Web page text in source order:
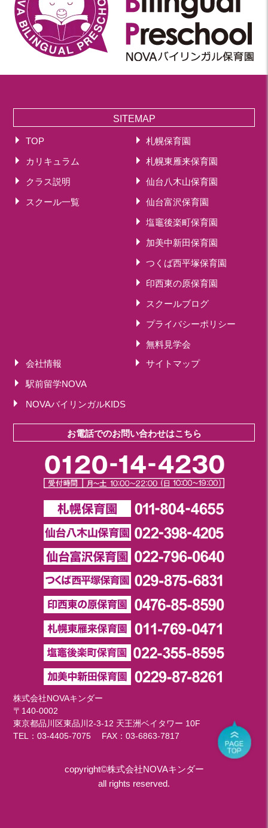
SITEMAP
TOP
カリキュラム
クラス説明
スクール一覧
札幌保育園
札幌東雁来保育園
仙台八木山保育園
仙台富沢保育園
塩竈後楽町保育園
加美中新田保育園
つくば西平塚保育園
印西東の原保育園
スクールブログ
プライバシーポリシー
無料見学会
会社情報
サイトマップ
駅前留学NOVA
NOVAバイリンガルKIDS
お電話でのお問い合わせはこちら
株式会社NOVAキンダー
〒140-0002
東京都品川区東品川2-3-12 天王洲ベイタワー 10F
TEL：03-4405-7075 FAX：03-6863-7817
copyright©株式会社NOVAキンダー
all rights reserved.